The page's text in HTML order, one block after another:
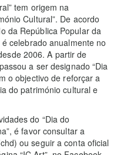
tem origem na
Cultural”. De acordo
da República Popular da
celebrado anualmente no
2006. A partir de
a ser designado “Dia
o objectivo de reforçar a
do património cultural e
do “Dia do
é favor consultar a
ou seguir a conta oficial